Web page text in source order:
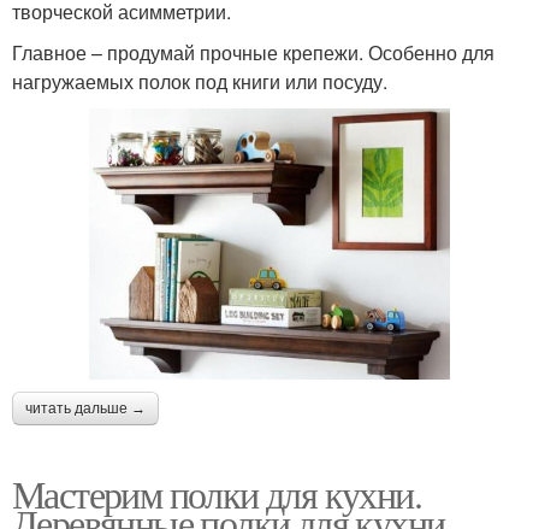
творческой асимметрии.
Главное – продумай прочные крепежи. Особенно для
нагружаемых полок под книги или посуду.
читать дальше →
Мастерим полки для кухни.